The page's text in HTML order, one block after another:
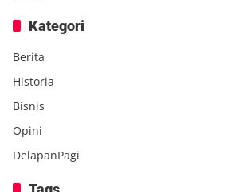
Kategori
Berita
Historia
Bisnis
Opini
DelapanPagi